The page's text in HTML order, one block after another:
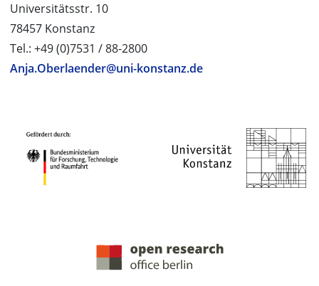
Universitätsstr. 10
78457 Konstanz
Tel.: +49 (0)7531 / 88-2800
Anja.Oberlaender@uni-konstanz.de